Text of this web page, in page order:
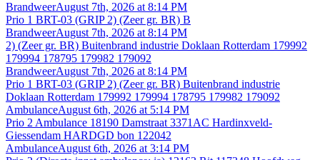
BrandweerAugust 7th, 2026 at 8:14 PM
Prio 1 BRT-03 (GRIP 2) (Zeer gr. BR) B
BrandweerAugust 7th, 2026 at 8:14 PM
2) (Zeer gr. BR) Buitenbrand industrie Doklaan Rotterdam 179992
179994 178795 179982 179092
BrandweerAugust 7th, 2026 at 8:14 PM
Prio 1 BRT-03 (GRIP 2) (Zeer gr. BR) Buitenbrand industrie
Doklaan Rotterdam 179992 179994 178795 179982 179092
AmbulanceAugust 6th, 2026 at 5:14 PM
Prio 2 Ambulance 18190 Damstraat 3371AC Hardinxveld-
Giessendam HARDGD bon 122042
AmbulanceAugust 6th, 2026 at 3:14 PM